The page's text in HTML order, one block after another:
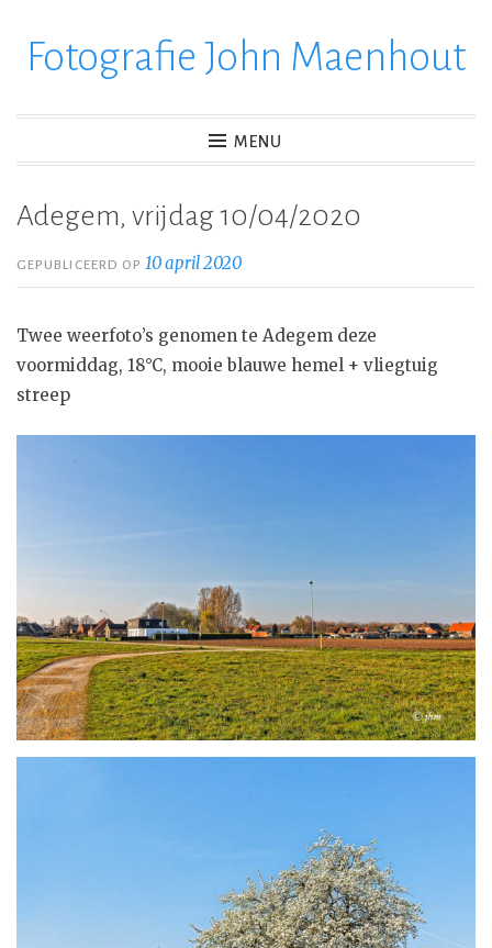
verderFotografie John Maenhout
MENU
Adegem, vrijdag 10/04/2020
GEPUBLICEERD OP10 april 2020
Twee weerfoto’s genomen te Adegem deze
voormiddag, 18°C, mooie blauwe hemel + vliegtuig
streep